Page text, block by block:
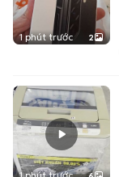
1 phút trước 2